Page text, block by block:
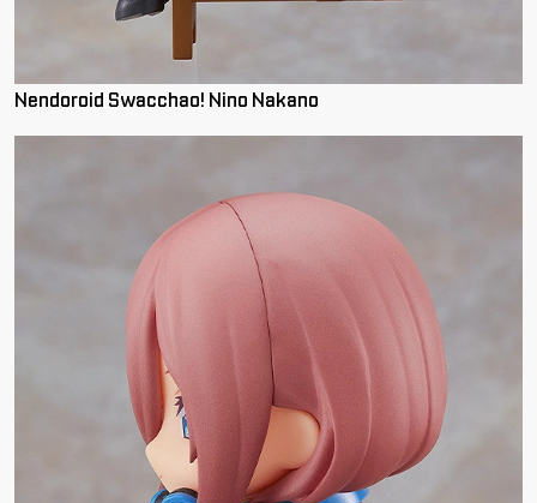
Nendoroid Swacchao! Nino Nakano